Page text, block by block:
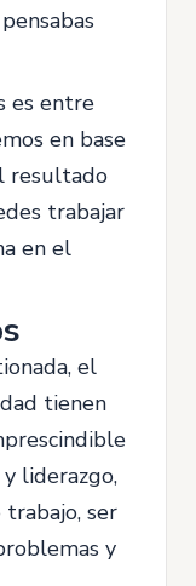
es entre
en base
resultado
trabajar
en el
el
tienen
liderazgo,
ser
y